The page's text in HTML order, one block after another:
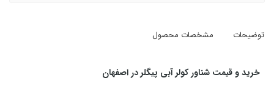
توضیحات مشخصات محصول
خرید و قیمت شناور کولر آبی پیگلر در اصفهان